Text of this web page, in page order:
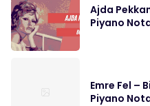
Ajda
Piyano
Emre Fel –
Piyano